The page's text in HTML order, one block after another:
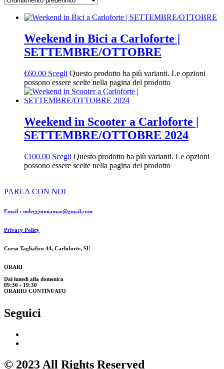
Weekend in Bici a Carloforte |
SETTEMBRE/OTTOBRE
€60.00 Scegli Questo prodotto ha più varianti. Le opzioni
possono essere scelte nella pagina del prodotto
Weekend in Scooter a Carloforte |
SETTEMBRE/OTTOBRE 2024
€100.00 Scegli Questo prodotto ha più varianti. Le opzioni
possono essere scelte nella pagina del prodotto
PARLA CON NOI
Email : noleggiomiamar@gmail.com
Privacy Policy
Corso Tagliafico 44, Carloforte, SU
ORARI
Dal lunedì alla domenica
09:30 - 19:30
ORARIO CONTINUATO
Seguici
© 2023 All Rights Reserved